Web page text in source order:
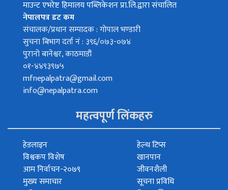
माउन्ट एभरेष्ट हिमालय पब्लिकेशन प्रा.लि.द्वारा संचालित
नेपालपत्र डट कम
संचालक/प्रधान सम्पादक : गोपाल भण्डारी
सुचना बिभाग दर्ता नं : ३९६/०७३-०७४
पुरानो बानेश्वर, काठमाडौं
०१-४४९३९७५
mfnepalpatra@gmail.com
info@nepalpatra.com
महत्वपूर्ण लिंकहरु
हेडलाइन
विश्वकप विशेष
आम निर्वाचन-२०७९
मुख्य समाचार
हेल्थ टिप्स
खानपान
जीवनशैली
सूचना प्रविधि